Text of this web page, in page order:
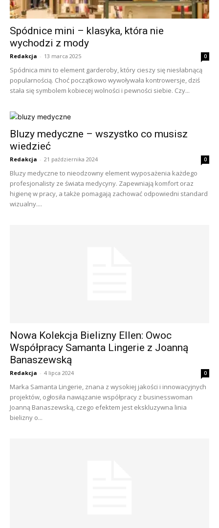
Spódnice mini – klasyka, która nie
wychodzi z mody
Redakcja - 13 marca 2025 0
Spódnica mini to element garderoby, który cieszy się niesłabnącą
popularnością. Choć początkowo wywoływała kontrowersje, dziś
stała się symbolem kobiecej wolności i pewności siebie. Czy...
Bluzy medyczne – wszystko co musisz
wiedzieć
Redakcja - 21 października 2024 0
Bluzy medyczne to nieodzowny element wyposażenia każdego
profesjonalisty ze świata medycyny. Zapewniają komfort oraz
higienę w pracy, a także pomagają zachować odpowiedni standard
wizualny....
Nowa Kolekcja Bielizny Ellen: Owoc
Współpracy Samanta Lingerie z Joanną
Banaszewską
Redakcja - 4 lipca 2024 0
Marka Samanta Lingerie, znana z wysokiej jakości i innowacyjnych
projektów, ogłosiła nawiązanie współpracy z businesswoman
Joanną Banaszewską, czego efektem jest ekskluzywna linia
bielizny o...